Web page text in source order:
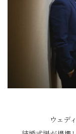
ウェデ